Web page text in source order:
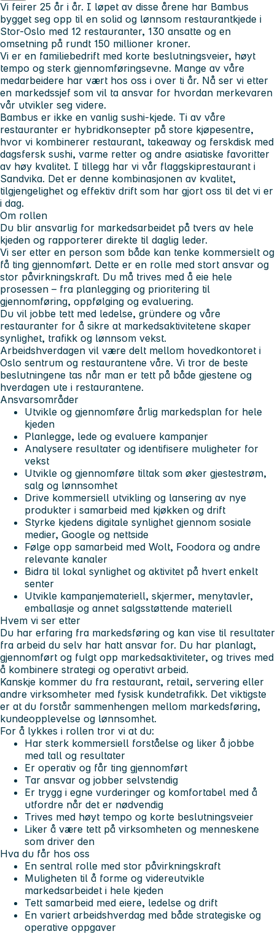
Vi feirer 25 år i år. I løpet av disse årene har Bambus
bygget seg opp til en solid og lønnsom restaurantkjede i
Stor-Oslo med 12 restauranter, 130 ansatte og en
omsetning på rundt 150 millioner kroner.
Vi er en familiebedrift med korte beslutningsveier, høyt
tempo og sterk gjennomføringsevne. Mange av våre
medarbeidere har vært hos oss i over ti år. Nå ser vi etter
en markedssjef som vil ta ansvar for hvordan merkevaren
vår utvikler seg videre.
Bambus er ikke en vanlig sushi-kjede. Ti av våre
restauranter er hybridkonsepter på store kjøpesentre,
hvor vi kombinerer restaurant, takeaway og ferskdisk med
dagsfersk sushi, varme retter og andre asiatiske favoritter
av høy kvalitet. I tillegg har vi vår flaggskiprestaurant i
Sandvika. Det er denne kombinasjonen av kvalitet,
tilgjengelighet og effektiv drift som har gjort oss til det vi er
i dag.
Om rollen
Du blir ansvarlig for markedsarbeidet på tvers av hele
kjeden og rapporterer direkte til daglig leder.
Vi ser etter en person som både kan tenke kommersielt og
få ting gjennomført. Dette er en rolle med stort ansvar og
stor påvirkningskraft. Du må trives med å eie hele
prosessen – fra planlegging og prioritering til
gjennomføring, oppfølging og evaluering.
Du vil jobbe tett med ledelse, gründere og våre
restauranter for å sikre at markedsaktivitetene skaper
synlighet, trafikk og lønnsom vekst.
Arbeidshverdagen vil være delt mellom hovedkontoret i
Oslo sentrum og restaurantene våre. Vi tror de beste
beslutningene tas når man er tett på både gjestene og
hverdagen ute i restaurantene.
Ansvarsområder
Utvikle og gjennomføre årlig markedsplan for hele
kjeden
Planlegge, lede og evaluere kampanjer
Analysere resultater og identifisere muligheter for
vekst
Utvikle og gjennomføre tiltak som øker gjestestrøm,
salg og lønnsomhet
Drive kommersiell utvikling og lansering av nye
produkter i samarbeid med kjøkken og drift
Styrke kjedens digitale synlighet gjennom sosiale
medier, Google og nettside
Følge opp samarbeid med Wolt, Foodora og andre
relevante kanaler
Bidra til lokal synlighet og aktivitet på hvert enkelt
senter
Utvikle kampanjemateriell, skjermer, menytavler,
emballasje og annet salgsstøttende materiell
Hvem vi ser etter
Du har erfaring fra markedsføring og kan vise til resultater
fra arbeid du selv har hatt ansvar for. Du har planlagt,
gjennomført og fulgt opp markedsaktiviteter, og trives med
å kombinere strategi og operativt arbeid.
Kanskje kommer du fra restaurant, retail, servering eller
andre virksomheter med fysisk kundetrafikk. Det viktigste
er at du forstår sammenhengen mellom markedsføring,
kundeopplevelse og lønnsomhet.
For å lykkes i rollen tror vi at du:
Har sterk kommersiell forståelse og liker å jobbe
med tall og resultater
Er operativ og får ting gjennomført
Tar ansvar og jobber selvstendig
Er trygg i egne vurderinger og komfortabel med å
utfordre når det er nødvendig
Trives med høyt tempo og korte beslutningsveier
Liker å være tett på virksomheten og menneskene
som driver den
Hva du får hos oss
En sentral rolle med stor påvirkningskraft
Muligheten til å forme og videreutvikle
markedsarbeidet i hele kjeden
Tett samarbeid med eiere, ledelse og drift
En variert arbeidshverdag med både strategiske og
operative oppgaver